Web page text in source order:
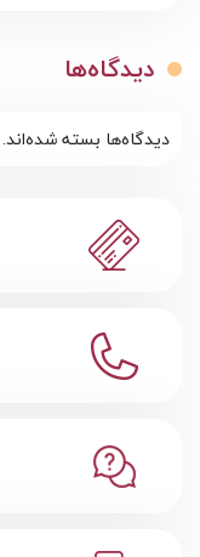
دیدگاه‌ها
دیدگاه‌ها بسته شده‌اند.